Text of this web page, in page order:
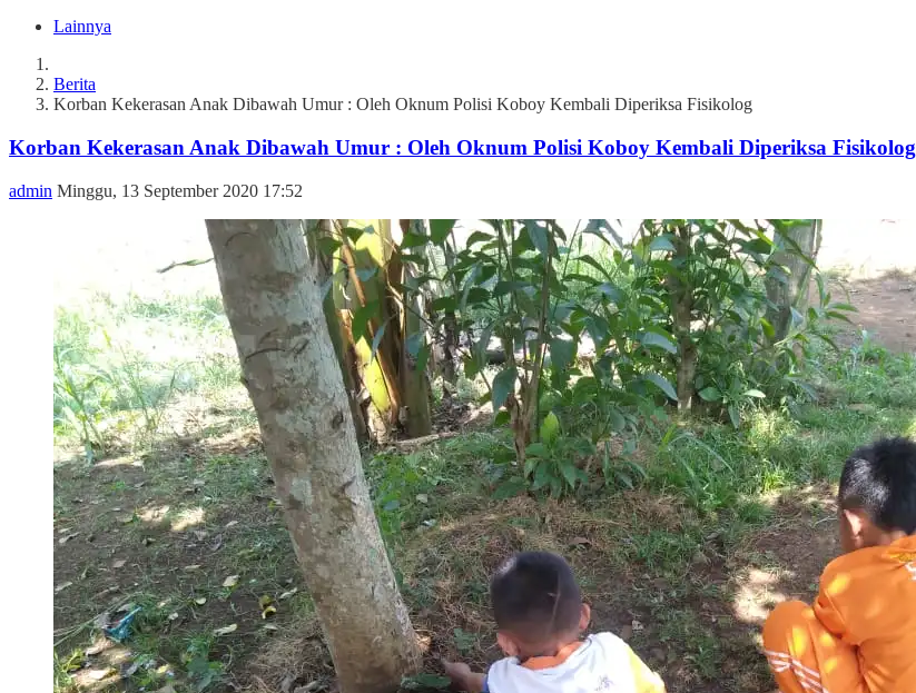
Lainnya
Berita
Korban Kekerasan Anak Dibawah Umur : Oleh Oknum Polisi Koboy Kembali Diperiksa Fisikolog
Korban Kekerasan Anak Dibawah Umur : Oleh Oknum Polisi Koboy Kembali Diperiksa Fisikolog
admin Minggu, 13 September 2020 17:52